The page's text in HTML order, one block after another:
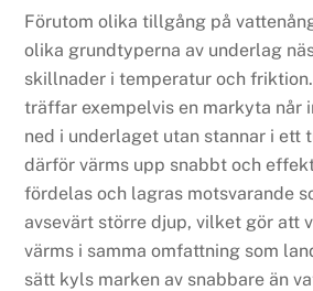
Förutom olika tillgång på
olika grundtyperna av underlag
skillnader i temperatur och
träffar exempelvis en markyta når
ned i underlaget utan stannar i ett
därför värms upp snabbt och
fördelas och lagras motsvarande
avsevärt större djup, vilket gör att
värms i samma omfattning som
sätt kyls marken av snabbare än